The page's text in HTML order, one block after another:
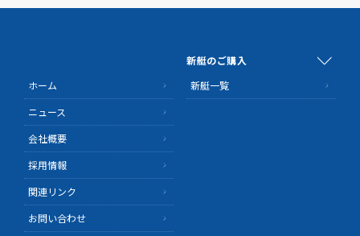
ホーム
ニュース
会社概要
採用情報
関連リンク
お問い合わせ
新艇のご購入
新艇一覧